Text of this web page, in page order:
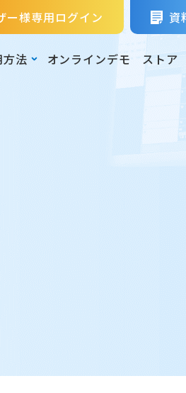
ー様専用ログイン 資
法 オンラインデモ ストア